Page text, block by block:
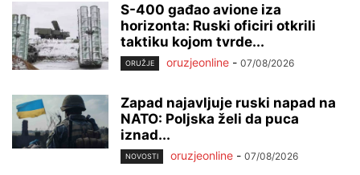
S-400 gađao avione iza
horizonta: Ruski oficiri otkrili
taktiku kojom tvrde...
ORUŽJE oruzjeonline - 07/08/2026
Zapad najavljuje ruski napad na
NATO: Poljska želi da puca
iznad...
NOVOSTI oruzjeonline - 07/08/2026